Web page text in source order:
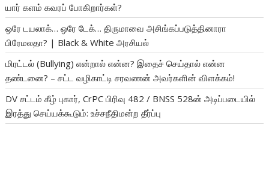
யார் களம் கவரப் போகிறார்கள்?
ஒரே டயலாக்… ஒரே டேக்… திருமாவை அசிங்கப்படுத்தினாரா
பிரேமலதா? | Black & White அரசியல்
மிரட்டல் (Bullying) என்றால் என்ன? இதைச் செய்தால் என்ன
தண்டனை? – சட்ட வழிகாட்டி சரவணன் அவர்களின் விளக்கம்!
DV சட்டம் கீழ் புகார், CrPC பிரிவு 482 / BNSS 528ன் அடிப்படையில்
இரத்து செய்யக்கூடும்: உச்சநீதிமன்ற தீர்ப்பு